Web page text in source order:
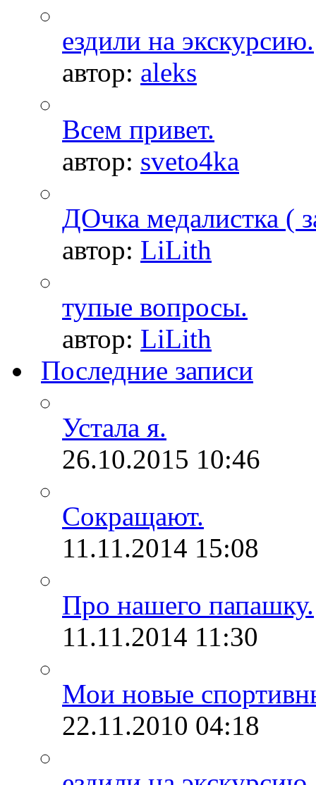
ездили на экскурсию.
автор: aleks
Всем привет.
автор: sveto4ka
ДОчка медалистка (
автор: LiLith
тупые вопросы.
автор: LiLith
Последние записи
Устала я.
26.10.2015 10:46
Сокращают.
11.11.2014 15:08
Про нашего папашку.
11.11.2014 11:30
Мои новые
22.11.2010 04:18